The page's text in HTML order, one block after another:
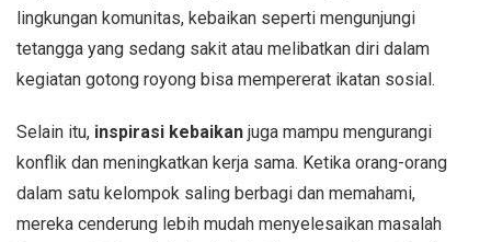
lingkungan komunitas, kebaikan seperti mengunjungi
tetangga yang sedang sakit atau melibatkan diri dalam
kegiatan gotong royong bisa mempererat ikatan sosial.
Selain itu, inspirasi kebaikan juga mampu mengurangi
konflik dan meningkatkan kerja sama. Ketika orang-orang
dalam satu kelompok saling berbagi dan memahami,
mereka cenderung lebih mudah menyelesaikan masalah